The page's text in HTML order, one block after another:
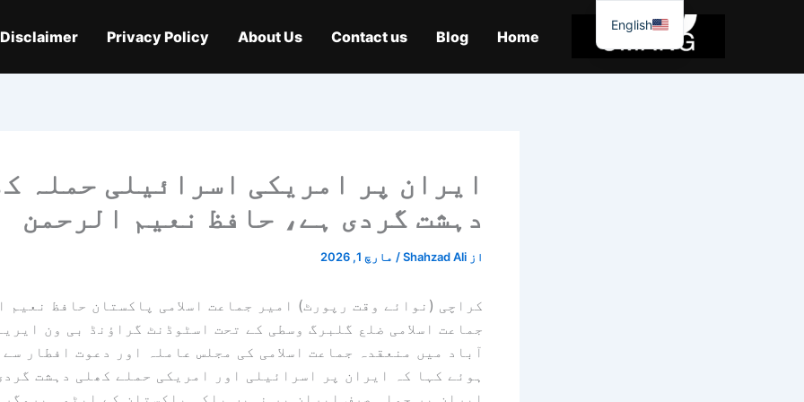
Home
Blog
Contact us
About Us
Privacy Policy
Disclaimer
ایران پر امریکی اسرائیلی حملہ
دہشت گردی ہے، حافظ نعیم الرحمن
از Shahzad Ali
/ مارچ 1, 2026
کراچی (نوائے وقت رپورٹ) امیر جماعت اسلامی پاکستان حافظ نعیم
جماعت اسلامی ضلع گلبرگ وسطی کے تحت اسٹوڈنٹ گراؤنڈ بی ون
آباد میں منعقدہ جماعت اسلامی کی مجلس عاملہ اور دعوت افطار
ہوئے کہا کہ ایران پر اسرائیلی اور امریکی حملے کھلی دہشت
ایران پر حملہ صرف ایران پر نہیں بلکہ پاکستان کے ایٹمی
English